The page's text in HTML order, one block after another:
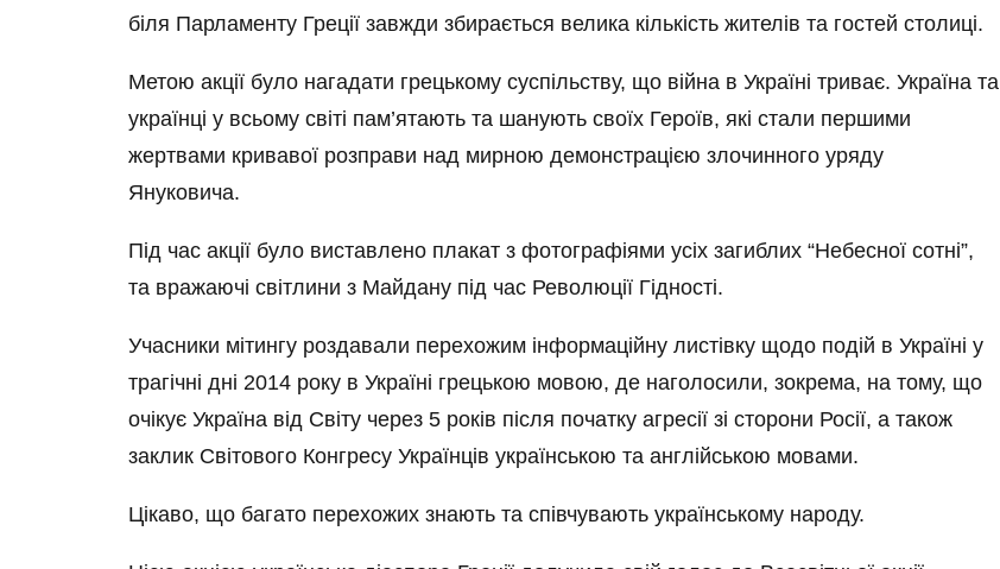
біля Парламенту Греції завжди збирається велика кількість жителів та гостей столиці.
Метою акції було нагадати грецькому суспільству, що війна в Україні триває. Україна та
українці у всьому світі пам’ятають та шанують своїх Героїв, які стали першими
жертвами кривавої розправи над мирною демонстрацією злочинного уряду
Януковича.
Під час акції було виставлено плакат з фотографіями усіх загиблих “Небесної сотні”,
та вражаючі світлини з Майдану під час Революції Гідності.
Учасники мітингу роздавали перехожим інформаційну листівку щодо подій в Україні у
трагічні дні 2014 року в Україні грецькою мовою, де наголосили, зокрема, на тому, що
очікує Україна від Світу через 5 років після початку агресії зі сторони Росії, а також
заклик Світового Конгресу Українців українською та англійською мовами.
Цікаво, що багато перехожих знають та співчувають українському народу.